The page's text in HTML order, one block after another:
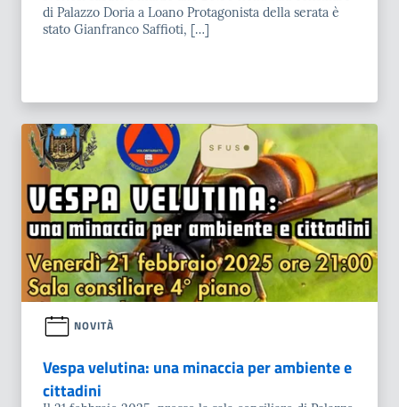
di Palazzo Doria a Loano Protagonista della serata è
stato Gianfranco Saffioti, […]
NOVITÀ
Vespa velutina: una minaccia per ambiente e
cittadini